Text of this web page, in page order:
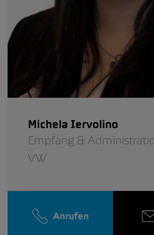
Michela Iervolino
Empfang &
VW
Anrufen